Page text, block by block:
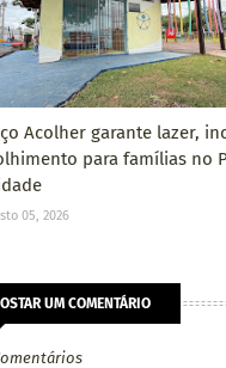
Acolher garante lazer,
para famílias no
05, 2026
UM COMENTÁRIO